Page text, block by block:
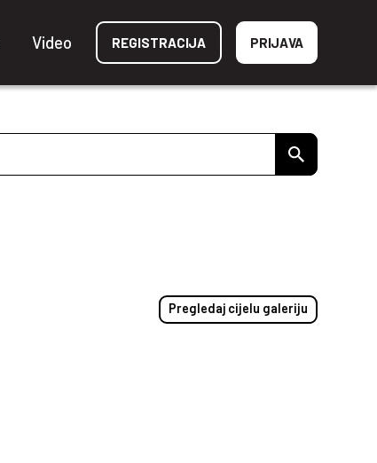
Video REGISTRACIJA PRIJAVA
Pregledaj cijelu galeriju